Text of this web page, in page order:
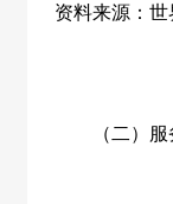
资料来源：
（二）服务